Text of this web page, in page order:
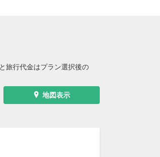
旅行代金はプラン選択後の
地図表示